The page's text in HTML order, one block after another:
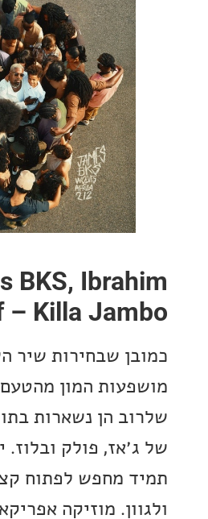
James BKS,
– Killa
שבחירות שיר השבוע
המון מהטעם
הן נשארות בתוך מסגרת
פולק ובלוז. יחד עם
מחפש לפתוח קצת את
מוזיקה אפריקאית היא